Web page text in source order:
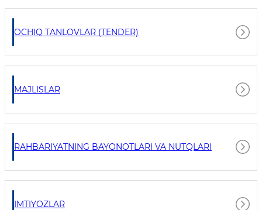
OCHIQ TANLOVLAR (TENDER)
MAJLISLAR
RAHBARIYATNING BAYONOTLARI VA NUTQLARI
IMTIYOZLAR